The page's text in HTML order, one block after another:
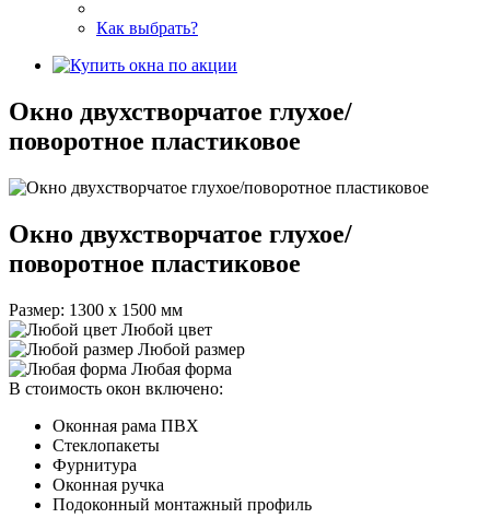
Как выбрать?
Окно двухстворчатое глухое/
поворотное пластиковое
Окно двухстворчатое глухое/
поворотное пластиковое
Размер: 1300 х 1500 мм
Любой цвет
Любой размер
Любая форма
В стоимость окон включено:
Оконная рама ПВХ
Стеклопакеты
Фурнитура
Оконная ручка
Подоконный монтажный профиль